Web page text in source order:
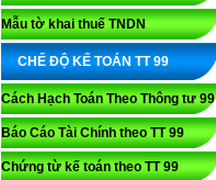
Mẫu tờ khai thuế TNDN
CHẾ ĐỘ KẾ TOÁN TT 99
Cách Hạch Toán Theo Thông tư 99
Báo Cáo Tài Chính theo TT 99
Chứng từ kế toán theo TT 99